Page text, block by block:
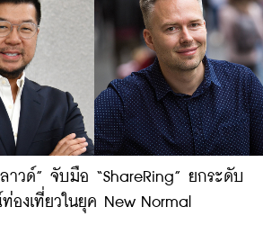
าวด์” จับมือ “ShareRing” ยกระดับ
องเที่ยวในยุค New Normal